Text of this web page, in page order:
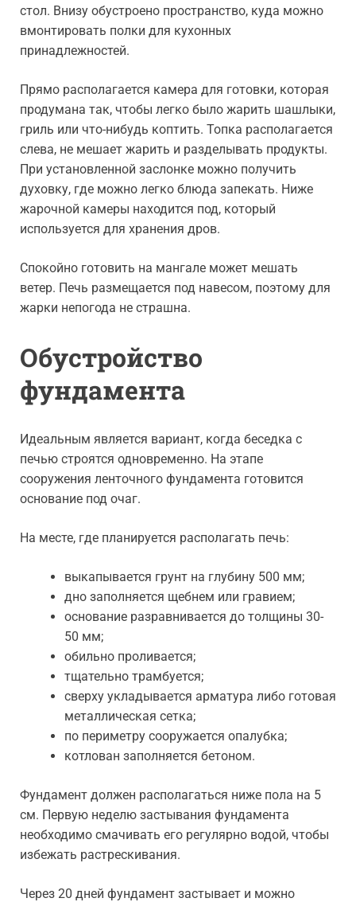
стол. Внизу обустроено пространство, куда можно
вмонтировать полки для кухонных
принадлежностей.
Прямо располагается камера для готовки, которая
продумана так, чтобы легко было жарить шашлыки,
гриль или что-нибудь коптить. Топка располагается
слева, не мешает жарить и разделывать продукты.
При установленной заслонке можно получить
духовку, где можно легко блюда запекать. Ниже
жарочной камеры находится под, который
используется для хранения дров.
Спокойно готовить на мангале может мешать
ветер. Печь размещается под навесом, поэтому для
жарки непогода не страшна.
Обустройство
фундамента
Идеальным является вариант, когда беседка с
печью строятся одновременно. На этапе
сооружения ленточного фундамента готовится
основание под очаг.
На месте, где планируется располагать печь:
выкапывается грунт на глубину 500 мм;
дно заполняется щебнем или гравием;
основание разравнивается до толщины 30-
50 мм;
обильно проливается;
тщательно трамбуется;
сверху укладывается арматура либо готовая
металлическая сетка;
по периметру сооружается опалубка;
котлован заполняется бетоном.
Фундамент должен располагаться ниже пола на 5
см. Первую неделю застывания фундамента
необходимо смачивать его регулярно водой, чтобы
избежать растрескивания.
Через 20 дней фундамент застывает и можно